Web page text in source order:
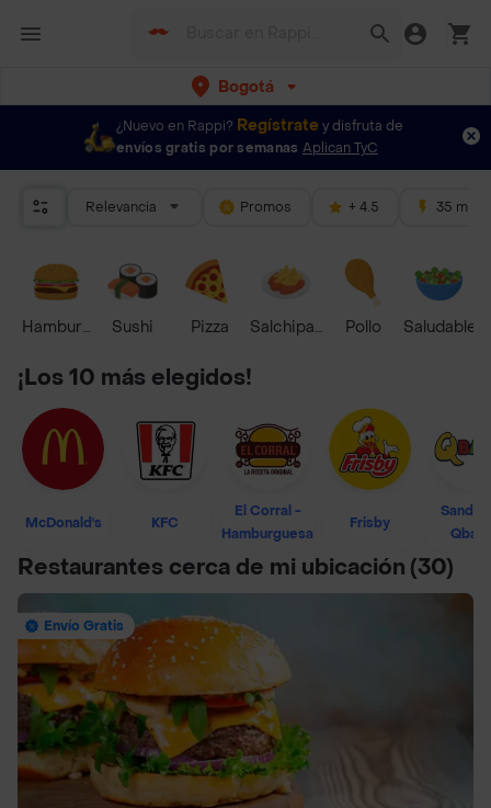
Bogotá
¿Nuevo en Rappi? Regístrate y disfruta de
envíos gratis por semanas Aplican TyC
Relevancia Promos + 4.5 35 mins
HamburguesaSushi Pizza Salchipapas Pollo Saludable
¡Los 10 más elegidos!
McDonald's KFC
El Corral -
Hamburguesa
Frisby
Restaurantes cerca de mi ubicación (30)
Envío Gratis